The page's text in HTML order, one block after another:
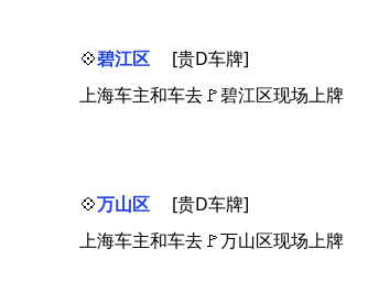
💠碧江区
[贵D车牌]
上海车主和车去🚩碧江区现场上牌
💠万山区
[贵D车牌]
上海车主和车去🚩万山区现场上牌